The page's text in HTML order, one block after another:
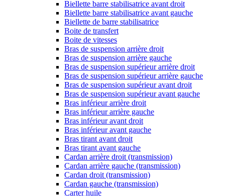
Biellette barre stabilisatrice avant droit
Biellette barre stabilisatrice avant gauche
Biellette de barre stabilisatrice
Boite de transfert
Boite de vitesses
Bras de suspension arrière droit
Bras de suspension arrière gauche
Bras de suspension supérieur arrière droit
Bras de suspension supérieur arrière gauche
Bras de suspension supérieur avant droit
Bras de suspension supérieur avant gauche
Bras inférieur arrière droit
Bras inférieur arrière gauche
Bras inférieur avant droit
Bras inférieur avant gauche
Bras tirant avant droit
Bras tirant avant gauche
Cardan arrière droit (transmission)
Cardan arrière gauche (transmission)
Cardan droit (transmission)
Cardan gauche (transmission)
Carter huile